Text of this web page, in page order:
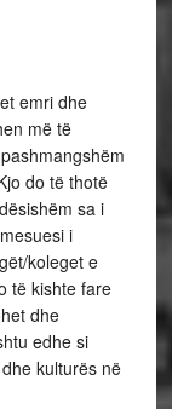
emri dhe
më të
do të thotë
sa i
i
koleget e
të kishte fare
dhe
edhe si
kulturës në